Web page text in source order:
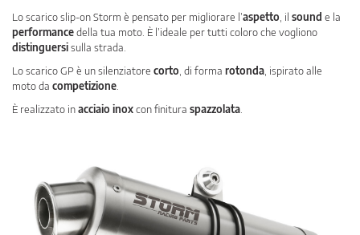
Lo scarico slip-on Storm è pensato per migliorare l’aspetto , il sound e la
performancedella tua moto. È l’ideale per tutti coloro che vogliono
distinguersisulla strada.
Lo scarico GP è un silenziatore corto , di forma rotonda , ispirato alle
moto da competizione
È realizzato inacciaio inoxcon finitura spazzolata